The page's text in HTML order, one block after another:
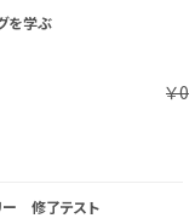
を学ぶ
￥0
ー 修了テスト